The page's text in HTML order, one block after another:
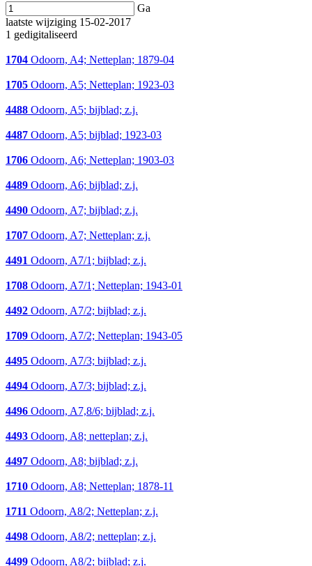
Ga
laatste wijziging 15-02-2017
1 gedigitaliseerd
1704 Odoorn, A4; Netteplan; 1879-04
1705 Odoorn, A5; Netteplan; 1923-03
4488 Odoorn, A5; bijblad; z.j.
4487 Odoorn, A5; bijblad; 1923-03
1706 Odoorn, A6; Netteplan; 1903-03
4489 Odoorn, A6; bijblad; z.j.
4490 Odoorn, A7; bijblad; z.j.
1707 Odoorn, A7; Netteplan; z.j.
4491 Odoorn, A7/1; bijblad; z.j.
1708 Odoorn, A7/1; Netteplan; 1943-01
4492 Odoorn, A7/2; bijblad; z.j.
1709 Odoorn, A7/2; Netteplan; 1943-05
4495 Odoorn, A7/3; bijblad; z.j.
4494 Odoorn, A7/3; bijblad; z.j.
4496 Odoorn, A7,8/6; bijblad; z.j.
4493 Odoorn, A8; netteplan; z.j.
4497 Odoorn, A8; bijblad; z.j.
1710 Odoorn, A8; Netteplan; 1878-11
1711 Odoorn, A8/2; Netteplan; z.j.
4498 Odoorn, A8/2; netteplan; z.j.
4499 Odoorn, A8/2; bijblad; z.j.